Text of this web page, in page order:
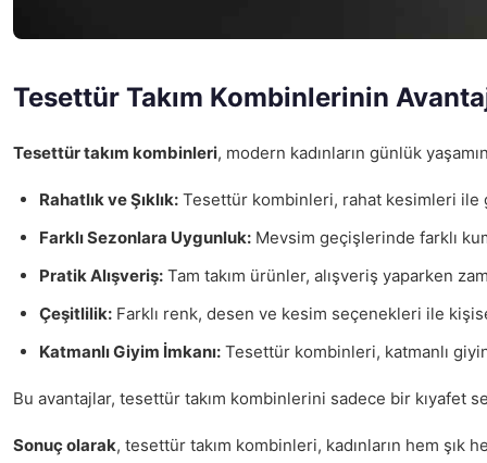
Tesettür Takım Kombinlerinin
Tesettür takım kombinleri, modern kadınların günlük
Rahatlık ve Şıklık: Tesettür kombinleri, rahat kesimleri ile
Farklı Sezonlara Uygunluk: Mevsim geçişlerinde farklı
Pratik Alışveriş: Tam takım ürünler, alışveriş yaparken
Çeşitlilik: Farklı renk, desen ve kesim seçenekleri ile
Katmanlı Giyim İmkanı: Tesettür kombinleri, katmanlı
Bu avantajlar, tesettür takım kombinlerini sadece bir kıyafet
Sonuç olarak, tesettür takım kombinleri, kadınların hem